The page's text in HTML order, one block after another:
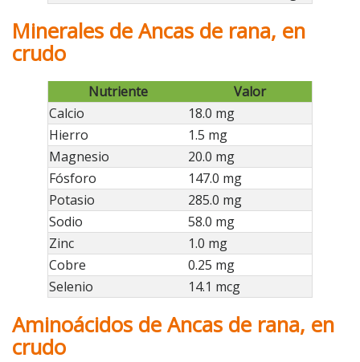
Minerales de Ancas de rana, en
crudo
Nutriente
Valor
Calcio
18.0 mg
Hierro
1.5 mg
Magnesio
20.0 mg
Fósforo
147.0 mg
Potasio
285.0 mg
Sodio
58.0 mg
Zinc
1.0 mg
Cobre
0.25 mg
Selenio
14.1 mcg
Aminoácidos de Ancas de rana, en
crudo